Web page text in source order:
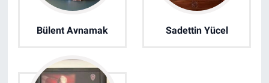
Bülent Avnamak Sadettin Yücel